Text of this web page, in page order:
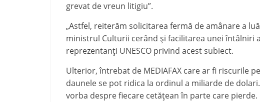
grevat de vreun litigiu”.
„Astfel, reiterăm solicitarea fermă de amânare a
ministrul Culturii cerând și facilitarea unei întâlniri
reprezentanți UNESCO privind acest subiect.
Ulterior, întrebat de MEDIAFAX care ar fi riscurile
daunele se pot ridica la ordinul a miliarde de
vorba despre fiecare cetățean în parte care